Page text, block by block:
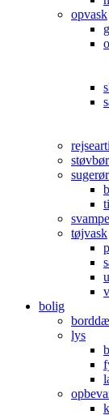
opvask
sugerør
tøjvask
bolig
lys